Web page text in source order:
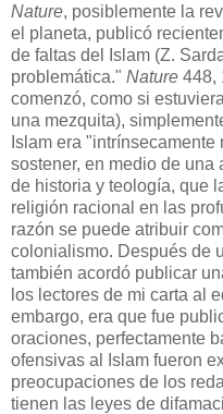
Nature, posiblemente la
el planeta, publicó
de faltas del Islam (Z.
problemática." Nature 448,
comenzó, como si
una mezquita),
Islam era
sostener, en medio de
de historia y teología, que
religión racional en las
razón se puede atribuir
colonialismo. Después de
también acordó publicar
los lectores de mi carta al
embargo, era que fue
oraciones, perfectamente
ofensivas al Islam fueron
preocupaciones de los
tienen las leyes de